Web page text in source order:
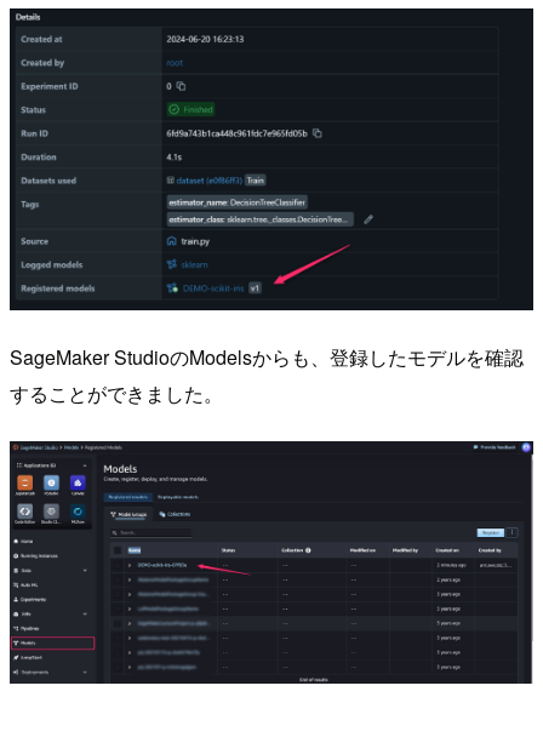
SageMaker StudioのModelsからも、登録したモデルを確認
することができました。